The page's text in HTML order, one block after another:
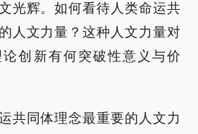
光辉。如何看待人类命运共
人文力量？这种人文力量对
创新有何突破性意义与价
共同体理念最重要的人文力